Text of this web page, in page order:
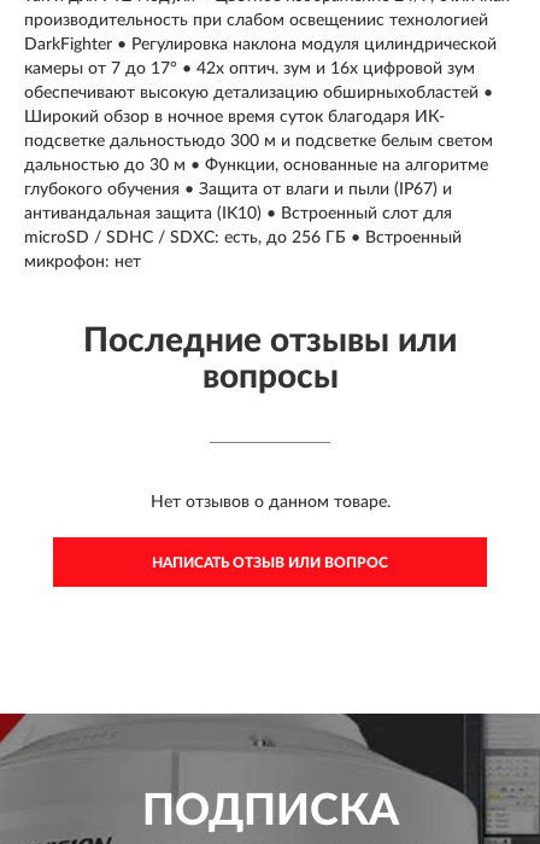
производительность при слабом освещениис технологией
DarkFighter • Регулировка наклона модуля цилиндрической
камеры от 7 до 17° • 42х оптич. зум и 16х цифровой зум
обеспечивают высокую детализацию обширныхобластей •
Широкий обзор в ночное время суток благодаря ИК-
подсветке дальностьюдо 300 м и подсветке белым светом
дальностью до 30 м • Функции, основанные на алгоритме
глубокого обучения • Защита от влаги и пыли (IP67) и
антивандальная защита (IK10) • Встроенный слот для
microSD / SDHC / SDXC: есть, до 256 ГБ • Встроенный
микрофон: нет
Последние отзывы или
вопросы
Нет отзывов о данном товаре.
НАПИСАТЬ ОТЗЫВ ИЛИ ВОПРОС
ПОДПИСКА